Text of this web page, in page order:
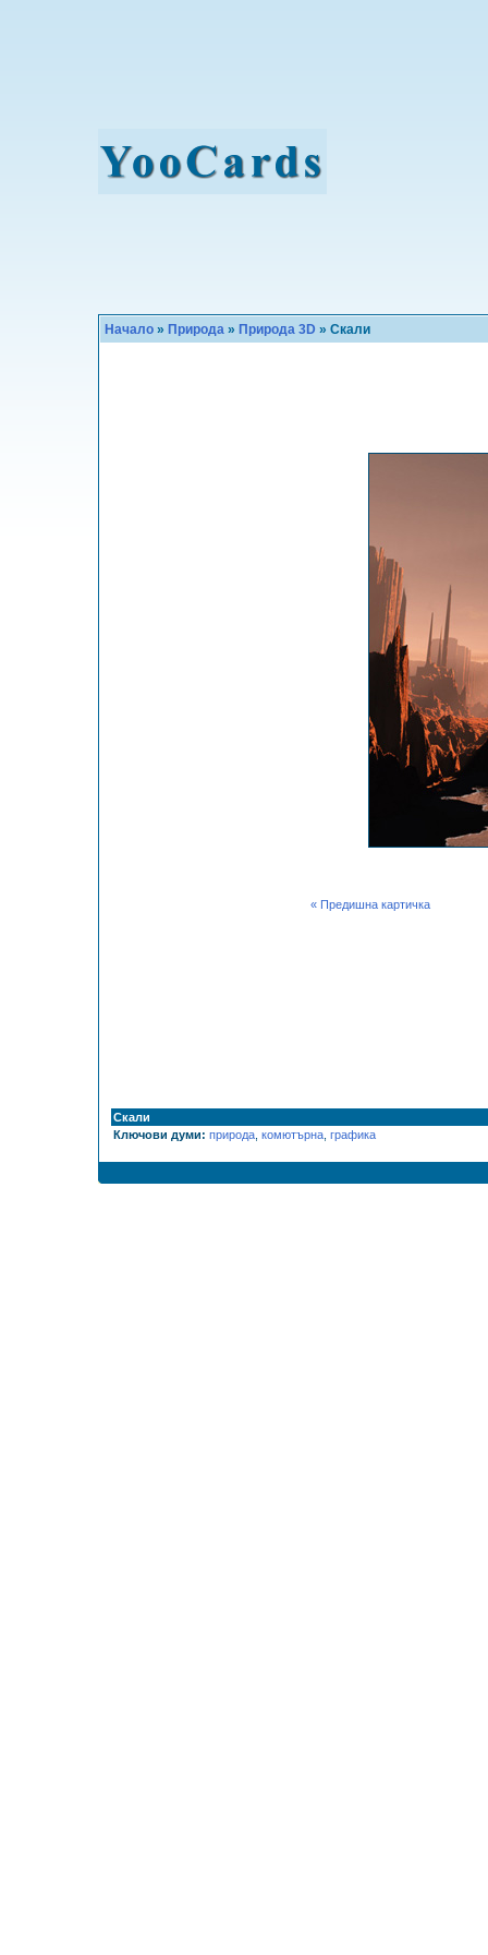
Начало » Природа » Природа 3D » Скали
« Предишна картичка
Скали
Ключови думи: природа комютърна графика